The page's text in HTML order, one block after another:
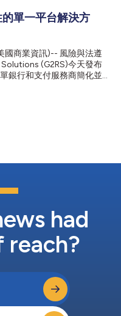
發展到全球風險與法規遵
旨在強化其為高度受監
機構、債權人、商家收單
機構。 G2RS執行長Brian
是一個關鍵時刻。在監管
，企業需要一個能夠提供
。透過將我們的專業知識
單一平台解決方
國商業資訊)-- 風險與法遵
(G2RS)今天發布
銀行和支付服務商簡化並
產品Persistent Merchant
無縫整合。風險
商家進行擔保、大規模智慧
Map ®和增強型人工
確地操作，以把握新商
。速度就是金錢，我們的解
had
reach?